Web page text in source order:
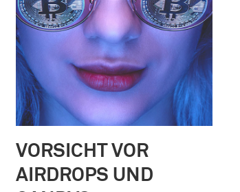
VORSICHT VOR
AIRDROPS UND